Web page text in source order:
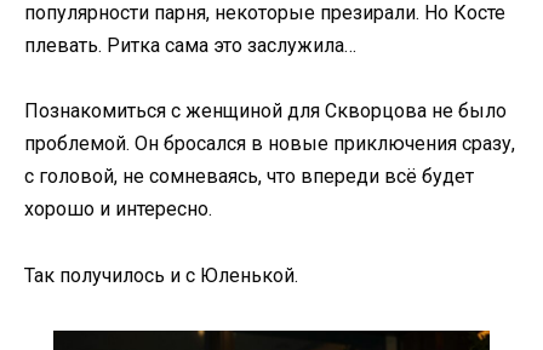
популярности парня, некоторые презирали. Но Косте
плевать. Ритка сама это заслужила…
Познакомиться с женщиной для Скворцова не было
проблемой. Он бросался в новые приключения сразу,
с головой, не сомневаясь, что впереди всё будет
хорошо и интересно.
Так получилось и с Юленькой.